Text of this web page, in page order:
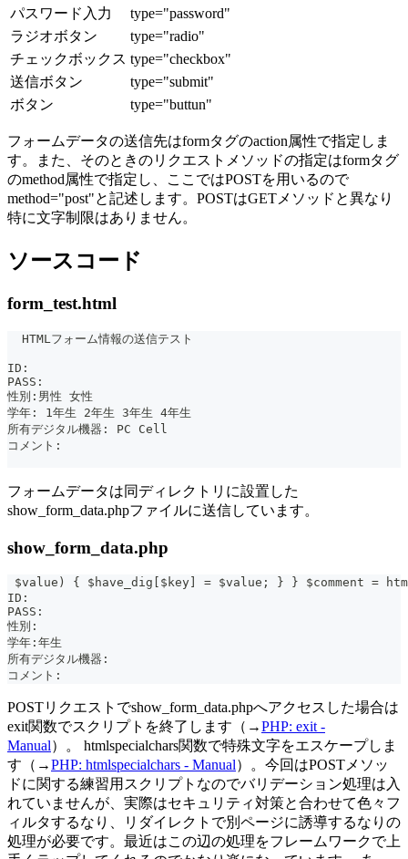
パスワード入力
type="password"
ラジオボタン
type="radio"
チェックボックス type="checkbox"
送信ボタン
type="submit"
ボタン
type="buttun"
フォームデータの送信先はformタグのaction属性で指定しま
す。また、そのときのリクエストメソッドの指定はformタグ
のmethod属性で指定し、ここではPOSTを用いるので
method="post"と記述します。POSTはGETメソッドと異なり
特に文字制限はありません。
ソースコード
form_test.html
  HTMLフォーム情報の送信テスト
ID:
PASS:
性別:男性 女性
学年: 1年生 2年生 3年生 4年生
所有デジタル機器: PC Cell
コメント:
フォームデータは同ディレクトリに設置した
show_form_data.phpファイルに送信しています。
show_form_data.php
$value) { $have_dig[$key] = $value; } } $comment =
ID:
PASS:
性別:
学年:年生
所有デジタル機器:
コメント:
POSTリクエストでshow_form_data.phpへアクセスした場合は
exit関数でスクリプトを終了します（→PHP: exit -
Manual）。 htmlspecialchars関数で特殊文字をエスケープしま
す（→PHP: htmlspecialchars - Manual）。今回はPOSTメソッ
ドに関する練習用スクリプトなのでバリデーション処理は入
れていませんが、実際はセキュリティ対策と合わせて色々フ
ィルタするなり、リダイレクトで別ページに誘導するなりの
処理が必要です。最近はこの辺の処理をフレームワークで上